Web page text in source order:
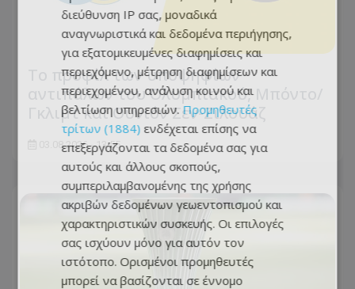
Το προφίλ των υποψηφίων
αντιπάλων του Ολυμπιακού, Μπόντο/
Γκλιμτ και Ουνιόν Σεν-Ζιλουάζ
03.08.2026 - 13:55
διεύθυνση IP σας, μοναδικά
αναγνωριστικά και δεδομένα περιήγησης,
για εξατομικευμένες διαφημίσεις και
περιεχόμενο, μέτρηση διαφημίσεων και
περιεχομένου, ανάλυση κοινού και
βελτίωση υπηρεσιών. Προμηθευτές
τρίτων (1884) ενδέχεται επίσης να
επεξεργάζονται τα δεδομένα σας για
αυτούς και άλλους σκοπούς,
συμπεριλαμβανομένης της χρήσης
ακριβών δεδομένων γεωεντοπισμού και
χαρακτηριστικών συσκευής. Οι επιλογές
σας ισχύουν μόνο για αυτόν τον
ιστότοπο. Ορισμένοι προμηθευτές
μπορεί να βασίζονται σε έννομο